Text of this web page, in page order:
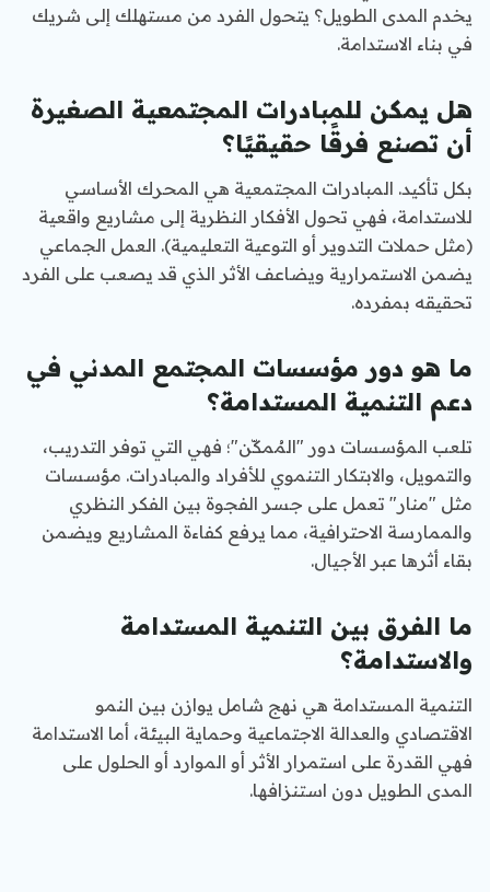
يخدم المدى الطويل؟ يتحول الفرد من مستهلك إلى شريك
في بناء الاستدامة.
هل يمكن للمبادرات المجتمعية الصغيرة
أن تصنع فرقًا حقيقيًا؟
بكل تأكيد. المبادرات المجتمعية هي المحرك الأساسي
للاستدامة، فهي تحول الأفكار النظرية إلى مشاريع واقعية
(مثل حملات التدوير أو التوعية التعليمية). العمل الجماعي
يضمن الاستمرارية ويضاعف الأثر الذي قد يصعب على الفرد
تحقيقه بمفرده.
ما هو دور مؤسسات المجتمع المدني في
دعم التنمية المستدامة؟
تلعب المؤسسات دور "المُمكّن"؛ فهي التي توفر التدريب،
والتمويل، والابتكار التنموي للأفراد والمبادرات. مؤسسات
مثل "منار" تعمل على جسر الفجوة بين الفكر النظري
والممارسة الاحترافية، مما يرفع كفاءة المشاريع ويضمن
بقاء أثرها عبر الأجيال.
ما الفرق بين التنمية المستدامة
والاستدامة؟
التنمية المستدامة هي نهج شامل يوازن بين النمو
الاقتصادي والعدالة الاجتماعية وحماية البيئة، أما الاستدامة
فهي القدرة على استمرار الأثر أو الموارد أو الحلول على
المدى الطويل دون استنزافها.